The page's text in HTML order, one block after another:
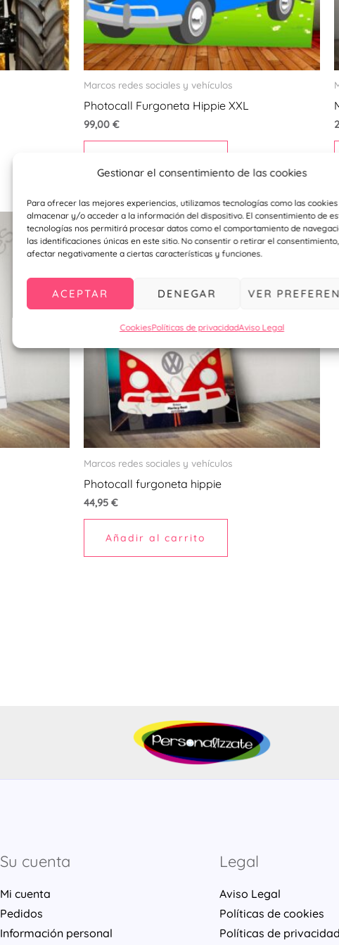
Gestionar el consentimiento de las cookies
Para ofrecer las mejores experiencias, utilizamos tecnologías como las
almacenar y/o acceder a la información del dispositivo. El consentimiento de
tecnologías nos permitirá procesar datos como el comportamiento de
las identificaciones únicas en este sitio. No consentir o retirar el
afectar negativamente a ciertas características y funciones.
ACEPTAR DENEGAR VER
CookiesPolíticas de privacidadAviso Legal
Marcos redes sociales y vehículos
Photocall Furgoneta Hippie XXL
99,00€
Marcos redes sociales y vehículos
Photocall furgoneta hippie
44,95€
Añadir al carrito
Su cuenta
Mi cuenta
Pedidos
Información personal
Legal
Aviso Legal
Políticas de cookies
Políticas de privacidad